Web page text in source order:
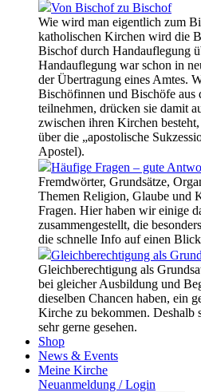
Von Bischof zu Bischof
Wie wird man eigentlich zum
katholischen Kirchen wird die
Bischof durch Handauflegung
Handauflegung war schon in
der Übertragung eines Amtes.
Bischöfinnen und Bischöfe aus
teilnehmen, drücken sie damit
zwischen ihren Kirchen
über die „apostolische
Apostel).
Häufige Fragen – gute
Fremdwörter, Grundsätze,
Themen Religion, Glaube und
Fragen. Hier haben wir einige
zusammengestellt, die
die schnelle Info auf einen
Gleichberechtigung als
Gleichberechtigung als
bei gleicher Ausbildung und
dieselben Chancen haben, ein
Kirche zu bekommen. Deshalb
sehr gerne gesehen.
Shop
News & Events
Meine Kirche
Neuanmeldung / Login